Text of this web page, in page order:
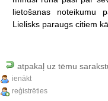
lietošanas
noteikumu
Lielisks paraugs citiem kā
atpakaļ uz tēmu
ienākt
reģistrēties